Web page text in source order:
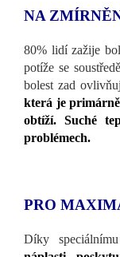
NA
80% lidí zažije
potíže se
bolest zad
která je
obtíží. Suché
problémech.
PRO
Díky